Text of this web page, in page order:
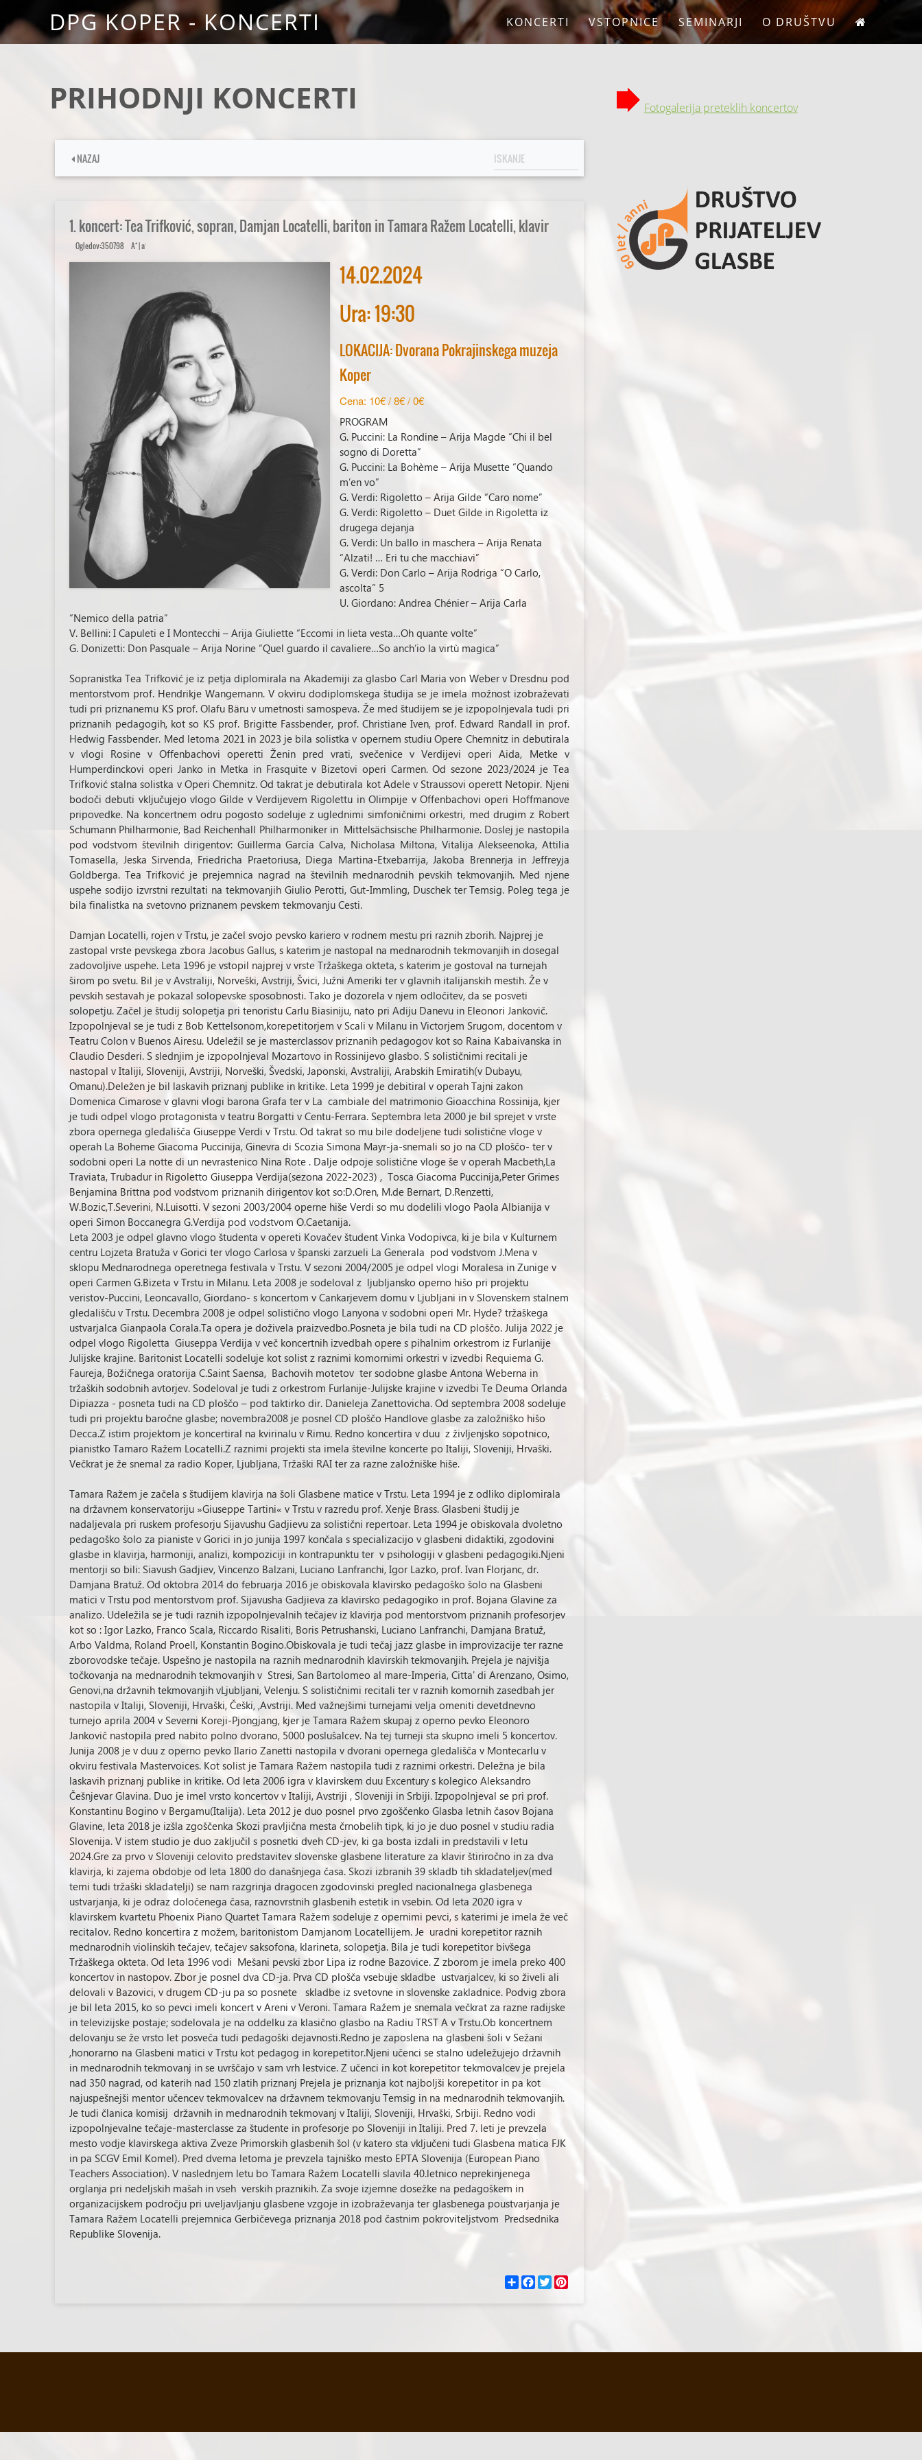
DPG KOPER - KONCERTI KONCERTI VSTOPNICE SEMINARJI O DRUŠTVU
PRIHODNJI KONCERTI
NAZAJ
1. koncert: Tea Trifković, sopran, Damjan Locatelli, bariton in Tamara Ražem Locatelli, klavir
Ogledov:350798A+|a-
14.02.2024
Ura: 19:30
LOKACIJA: Dvorana Pokrajinskega muzeja
Koper
Cena: 10€ / 8€ / 0€
PROGRAM
G. Puccini: La Rondine – Arija Magde “Chi il bel
sogno di Doretta”
G. Puccini: La Bohème – Arija Musette “Quando
m’en vo”
G. Verdi: Rigoletto – Arija Gilde “Caro nome”
G. Verdi: Rigoletto – Duet Gilde in Rigoletta iz
drugega dejanja
G. Verdi: Un ballo in maschera – Arija Renata
“Alzati! … Eri tu che macchiavi”
G. Verdi: Don Carlo – Arija Rodriga “O Carlo,
ascolta” 5
U. Giordano: Andrea Chénier – Arija Carla
“Nemico della patria”
V. Bellini: I Capuleti e I Montecchi – Arija Giuliette “Eccomi in lieta vesta…Oh quante volte”
G. Donizetti: Don Pasquale – Arija Norine “Quel guardo il cavaliere…So anch’io la virtù magica”
Sopranistka Tea Trifković je iz petja diplomirala na Akademiji za glasbo Carl Maria von Weber v Dresdnu pod
mentorstvom prof. Hendrikje Wangemann. V okviru dodiplomskega študija se je imela možnost izobraževati
tudi pri priznanemu KS prof. Olafu Bäru v umetnosti samospeva. Že med študijem se je izpopolnjevala tudi pri
priznanih pedagogih, kot so KS prof. Brigitte Fassbender, prof. Christiane Iven, prof. Edward Randall in prof.
Hedwig Fassbender. Med letoma 2021 in 2023 je bila solistka v opernem studiu Opere Chemnitz in debutirala
v vlogi Rosine v Offenbachovi operetti Ženin pred vrati, svečenice v Verdijevi operi Aida, Metke v
Humperdinckovi operi Janko in Metka in Frasquite v Bizetovi operi Carmen. Od sezone 2023/2024 je Tea
Trifković stalna solistka v Operi Chemnitz. Od takrat je debutirala kot Adele v Straussovi operett Netopir. Njeni
bodoči debuti vključujejo vlogo Gilde v Verdijevem Rigolettu in Olimpije v Offenbachovi operi Hoffmanove
pripovedke. Na koncertnem odru pogosto sodeluje z uglednimi simfoničnimi orkestri, med drugim z Robert
Schumann Philharmonie, Bad Reichenhall Philharmoniker in Mittelsächsische Philharmonie. Doslej je nastopila
pod vodstvom številnih dirigentov: Guillerma García Calva, Nicholasa Miltona, Vitalija Alekseenoka, Attilia
Tomasella, Jeska Sirvenda, Friedricha Praetoriusa, Diega Martina-Etxebarrija, Jakoba Brennerja in Jeffreyja
Goldberga. Tea Trifković je prejemnica nagrad na številnih mednarodnih pevskih tekmovanjih. Med njene
uspehe sodijo izvrstni rezultati na tekmovanjih Giulio Perotti, Gut-Immling, Duschek ter Temsig. Poleg tega je
bila finalistka na svetovno priznanem pevskem tekmovanju Cesti.
Damjan Locatelli, rojen v Trstu, je začel svojo pevsko kariero v rodnem mestu pri raznih zborih. Najprej je
zastopal vrste pevskega zbora Jacobus Gallus, s katerim je nastopal na mednarodnih tekmovanjih in dosegal
zadovoljive uspehe. Leta 1996 je vstopil najprej v vrste Tržaškega okteta, s katerim je gostoval na turnejah
širom po svetu. Bil je v Avstraliji, Norveški, Avstriji, Švici, Južni Ameriki ter v glavnih italijanskih mestih. Že v
pevskih sestavah je pokazal solopevske sposobnosti. Tako je dozorela v njem odločitev, da se posveti
solopetju. Začel je študij solopetja pri tenoristu Carlu Biasiniju, nato pri Adiju Danevu in Eleonori Jankovič.
Izpopolnjeval se je tudi z Bob Kettelsonom,korepetitorjem v Scali v Milanu in Victorjem Srugom, docentom v
Teatru Colon v Buenos Airesu. Udeležil se je masterclassov priznanih pedagogov kot so Raina Kabaivanska in
Claudio Desderi. S slednjim je izpopolnjeval Mozartovo in Rossinijevo glasbo. S solističnimi recitali je
nastopal v Italiji, Sloveniji, Avstriji, Norveški, Švedski, Japonski, Avstraliji, Arabskih Emiratih(v Dubayu,
Omanu).Deležen je bil laskavih priznanj publike in kritike. Leta 1999 je debitiral v operah Tajni zakon
Domenica Cimarose v glavni vlogi barona Grafa ter v La cambiale del matrimonio Gioacchina Rossinija, kjer
je tudi odpel vlogo protagonista v teatru Borgatti v Centu-Ferrara. Septembra leta 2000 je bil sprejet v vrste
zbora opernega gledališča Giuseppe Verdi v Trstu. Od takrat so mu bile dodeljene tudi solistične vloge v
operah La Boheme Giacoma Puccinija, Ginevra di Scozia Simona Mayr-ja-snemali so jo na CD ploščo- ter v
sodobni operi La notte di un nevrastenico Nina Rote . Dalje odpoje solistične vloge še v operah Macbeth,La
Traviata, Trubadur in Rigoletto Giuseppa Verdija(sezona 2022-2023) , Tosca Giacoma Puccinija,Peter Grimes
Benjamina Brittna pod vodstvom priznanih dirigentov kot so:D.Oren, M.de Bernart, D.Renzetti,
W.Bozic,T.Severini, N.Luisotti. V sezoni 2003/2004 operne hiše Verdi so mu dodelili vlogo Paola Albianija v
operi Simon Boccanegra G.Verdija pod vodstvom O.Caetanija.
Leta 2003 je odpel glavno vlogo študenta v opereti Kovačev študent Vinka Vodopivca, ki je bila v Kulturnem
centru Lojzeta Bratuža v Gorici ter vlogo Carlosa v španski zarzueli La Generala pod vodstvom J.Mena v
sklopu Mednarodnega operetnega festivala v Trstu. V sezoni 2004/2005 je odpel vlogi Moralesa in Zunige v
operi Carmen G.Bizeta v Trstu in Milanu. Leta 2008 je sodeloval z ljubljansko operno hišo pri projektu
veristov-Puccini, Leoncavallo, Giordano- s koncertom v Cankarjevem domu v Ljubljani in v Slovenskem stalnem
gledališču v Trstu. Decembra 2008 je odpel solistično vlogo Lanyona v sodobni operi Mr. Hyde? tržaškega
ustvarjalca Gianpaola Corala.Ta opera je doživela praizvedbo.Posneta je bila tudi na CD ploščo. Julija 2022 je
odpel vlogo Rigoletta Giuseppa Verdija v več koncertnih izvedbah opere s pihalnim orkestrom iz Furlanije
Julijske krajine. Baritonist Locatelli sodeluje kot solist z raznimi komornimi orkestri v izvedbi Requiema G.
Faureja, Božičnega oratorija C.Saint Saensa, Bachovih motetov ter sodobne glasbe Antona Weberna in
tržaških sodobnih avtorjev. Sodeloval je tudi z orkestrom Furlanije-Julijske krajine v izvedbi Te Deuma Orlanda
Dipiazza - posneta tudi na CD ploščo – pod taktirko dir. Danieleja Zanettovicha. Od septembra 2008 sodeluje
tudi pri projektu baročne glasbe; novembra2008 je posnel CD ploščo Handlove glasbe za založniško hišo
Decca.Z istim projektom je koncertiral na kvirinalu v Rimu. Redno koncertira v duu z življenjsko sopotnico,
pianistko Tamaro Ražem Locatelli.Z raznimi projekti sta imela številne koncerte po Italiji, Sloveniji, Hrvaški.
Večkrat je že snemal za radio Koper, Ljubljana, Tržaški RAI ter za razne založniške hiše.
Tamara Ražem je začela s študijem klavirja na šoli Glasbene matice v Trstu. Leta 1994 je z odliko diplomirala
na državnem konservatoriju »Giuseppe Tartini« v Trstu v razredu prof. Xenje Brass. Glasbeni študij je
nadaljevala pri ruskem profesorju Sijavushu Gadjievu za solistični repertoar. Leta 1994 je obiskovala dvoletno
pedagoško šolo za pianiste v Gorici in jo junija 1997 končala s specializacijo v glasbeni didaktiki, zgodovini
glasbe in klavirja, harmoniji, analizi, kompoziciji in kontrapunktu ter v psihologiji v glasbeni pedagogiki.Njeni
mentorji so bili: Siavush Gadjiev, Vincenzo Balzani, Luciano Lanfranchi, Igor Lazko, prof. Ivan Florjanc, dr.
Damjana Bratuž. Od oktobra 2014 do februarja 2016 je obiskovala klavirsko pedagoško šolo na Glasbeni
matici v Trstu pod mentorstvom prof. Sijavusha Gadjieva za klavirsko pedagogiko in prof. Bojana Glavine za
analizo. Udeležila se je tudi raznih izpopolnjevalnih tečajev iz klavirja pod mentorstvom priznanih profesorjev
kot so : Igor Lazko, Franco Scala, Riccardo Risaliti, Boris Petrushanski, Luciano Lanfranchi, Damjana Bratuž,
Arbo Valdma, Roland Proell, Konstantin Bogino.Obiskovala je tudi tečaj jazz glasbe in improvizacije ter razne
zborovodske tečaje. Uspešno je nastopila na raznih mednarodnih klavirskih tekmovanjih. Prejela je najvišja
točkovanja na mednarodnih tekmovanjih v Stresi, San Bartolomeo al mare-Imperia, Citta' di Arenzano, Osimo,
Genovi,na državnih tekmovanjih vLjubljani, Velenju. S solističnimi recitali ter v raznih komornih zasedbah jer
nastopila v Italiji, Sloveniji, Hrvaški, Češki, ,Avstriji. Med važnejšimi turnejami velja omeniti devetdnevno
turnejo aprila 2004 v Severni Koreji-Pjongjang, kjer je Tamara Ražem skupaj z operno pevko Eleonoro
Jankovič nastopila pred nabito polno dvorano, 5000 poslušalcev. Na tej turneji sta skupno imeli 5 koncertov.
Junija 2008 je v duu z operno pevko Ilario Zanetti nastopila v dvorani opernega gledališča v Montecarlu v
okviru festivala Mastervoices. Kot solist je Tamara Ražem nastopila tudi z raznimi orkestri. Deležna je bila
laskavih priznanj publike in kritike. Od leta 2006 igra v klavirskem duu Excentury s kolegico Aleksandro
Češnjevar Glavina. Duo je imel vrsto koncertov v Italiji, Avstriji , Sloveniji in Srbiji. Izpopolnjeval se pri prof.
Konstantinu Bogino v Bergamu(Italija). Leta 2012 je duo posnel prvo zgoščenko Glasba letnih časov Bojana
Glavine, leta 2018 je izšla zgoščenka Skozi pravljična mesta črnobelih tipk, ki jo je duo posnel v studiu radia
Slovenija. V istem studio je duo zaključil s posnetki dveh CD-jev, ki ga bosta izdali in predstavili v letu
2024.Gre za prvo v Sloveniji celovito predstavitev slovenske glasbene literature za klavir štiriročno in za dva
klavirja, ki zajema obdobje od leta 1800 do današnjega časa. Skozi izbranih 39 skladb tih skladateljev(med
temi tudi tržaški skladatelji) se nam razgrinja dragocen zgodovinski pregled nacionalnega glasbenega
ustvarjanja, ki je odraz določenega časa, raznovrstnih glasbenih estetik in vsebin. Od leta 2020 igra v
klavirskem kvartetu Phoenix Piano Quartet Tamara Ražem sodeluje z opernimi pevci, s katerimi je imela že več
recitalov. Redno koncertira z možem, baritonistom Damjanom Locatellijem. Je uradni korepetitor raznih
mednarodnih violinskih tečajev, tečajev saksofona, klarineta, solopetja. Bila je tudi korepetitor bivšega
Tržaškega okteta. Od leta 1996 vodi Mešani pevski zbor Lipa iz rodne Bazovice. Z zborom je imela preko 400
koncertov in nastopov. Zbor je posnel dva CD-ja. Prva CD plošča vsebuje skladbe ustvarjalcev, ki so živeli ali
delovali v Bazovici, v drugem CD-ju pa so posnete skladbe iz svetovne in slovenske zakladnice. Podvig zbora
je bil leta 2015, ko so pevci imeli koncert v Areni v Veroni. Tamara Ražem je snemala večkrat za razne radijske
in televizijske postaje; sodelovala je na oddelku za klasično glasbo na Radiu TRST A v Trstu.Ob koncertnem
delovanju se že vrsto let posveča tudi pedagoški dejavnosti.Redno je zaposlena na glasbeni šoli v Sežani
,honorarno na Glasbeni matici v Trstu kot pedagog in korepetitor.Njeni učenci se stalno udeležujejo državnih
in mednarodnih tekmovanj in se uvrščajo v sam vrh lestvice. Z učenci in kot korepetitor tekmovalcev je prejela
nad 350 nagrad, od katerih nad 150 zlatih priznanj Prejela je priznanja kot najboljši korepetitor in pa kot
najuspešnejši mentor učencev tekmovalcev na državnem tekmovanju Temsig in na mednarodnih tekmovanjih.
Je tudi članica komisij državnih in mednarodnih tekmovanj v Italiji, Sloveniji, Hrvaški, Srbiji. Redno vodi
izpopolnjevalne tečaje-masterclasse za študente in profesorje po Sloveniji in Italiji. Pred 7. leti je prevzela
mesto vodje klavirskega aktiva Zveze Primorskih glasbenih šol (v katero sta vključeni tudi Glasbena matica FJK
in pa SCGV Emil Komel). Pred dvema letoma je prevzela tajniško mesto EPTA Slovenija (European Piano
Teachers Association). V naslednjem letu bo Tamara Ražem Locatelli slavila 40.letnico neprekinjenega
orglanja pri nedeljskih mašah in vseh verskih praznikih. Za svoje izjemne dosežke na pedagoškem in
organizacijskem področju pri uveljavljanju glasbene vzgoje in izobraževanja ter glasbenega poustvarjanja je
Tamara Ražem Locatelli prejemnica Gerbičevega priznanja 2018 pod častnim pokroviteljstvom Predsednika
Republike Slovenija.
С
п
F
a
k
T
w
P
i
s
Fotogalerija preteklih koncertov